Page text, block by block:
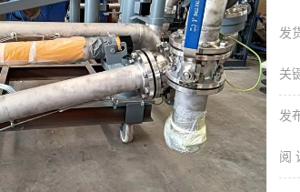
发
关
发
阅